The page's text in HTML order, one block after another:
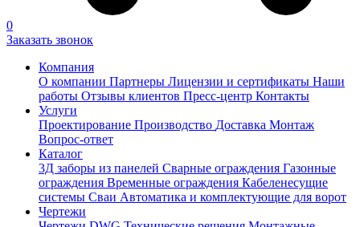
0
Заказать звонок
Компания
О компании Партнеры Лицензии и сертификаты Наши
работы Отзывы клиентов Пресс-центр Контакты
Услуги
Проектирование Производство Доставка Монтаж
Вопрос-ответ
Каталог
3Д заборы из панелей Сварные ограждения Газонные
ограждения Временные ограждения Кабеленесущие
системы Cваи Автоматика и комплектующие для ворот
Чертежи